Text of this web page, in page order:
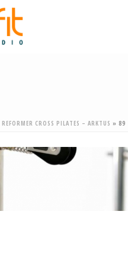
REFORMER CROSS PILATES – ARKTUS » 89